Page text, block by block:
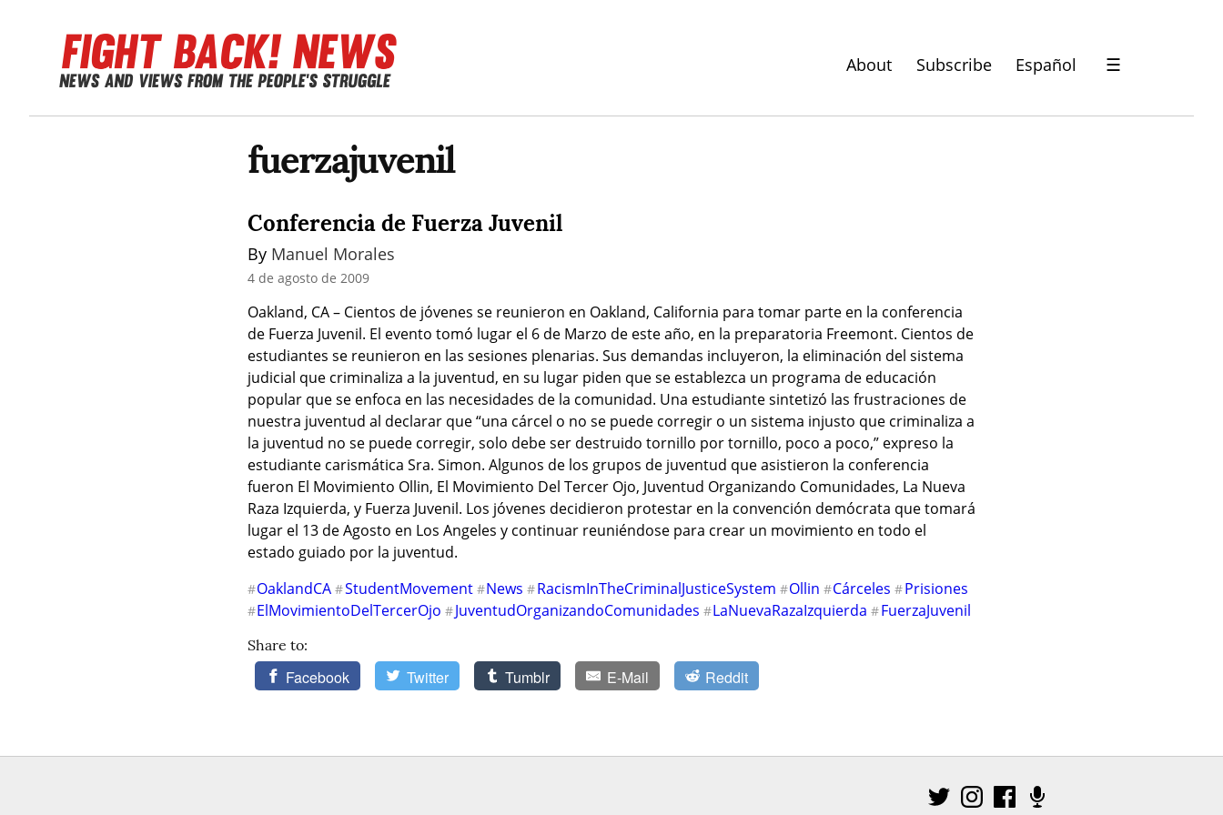
About Subscribe Español ☰
fuerzajuvenil
Conferencia de Fuerza Juvenil
By Manuel Morales
4 de agosto de 2009
Oakland, CA – Cientos de jóvenes se reunieron en Oakland, California para tomar parte en la conferencia
de Fuerza Juvenil. El evento tomó lugar el 6 de Marzo de este año, en la preparatoria Freemont. Cientos de
estudiantes se reunieron en las sesiones plenarias. Sus demandas incluyeron, la eliminación del sistema
judicial que criminaliza a la juventud, en su lugar piden que se establezca un programa de educación
popular que se enfoca en las necesidades de la comunidad. Una estudiante sintetizó las frustraciones de
nuestra juventud al declarar que “una cárcel o no se puede corregir o un sistema injusto que criminaliza a
la juventud no se puede corregir, solo debe ser destruido tornillo por tornillo, poco a poco,” expreso la
estudiante carismática Sra. Simon. Algunos de los grupos de juventud que asistieron la conferencia
fueron El Movimiento Ollin, El Movimiento Del Tercer Ojo, Juventud Organizando Comunidades, La Nueva
Raza Izquierda, y Fuerza Juvenil. Los jóvenes decidieron protestar en la convención demócrata que tomará
lugar el 13 de Agosto en Los Angeles y continuar reuniéndose para crear un movimiento en todo el
estado guiado por la juventud.
#OaklandCA #StudentMovement #News #RacismInTheCriminalJusticeSystem #Ollin #Cárceles #Prisiones
#ElMovimientoDelTercerOjo #JuventudOrganizandoComunidades #LaNuevaRazaIzquierda #FuerzaJuvenil
Share to:
Facebook Twitter Tumblr E-Mail Reddit